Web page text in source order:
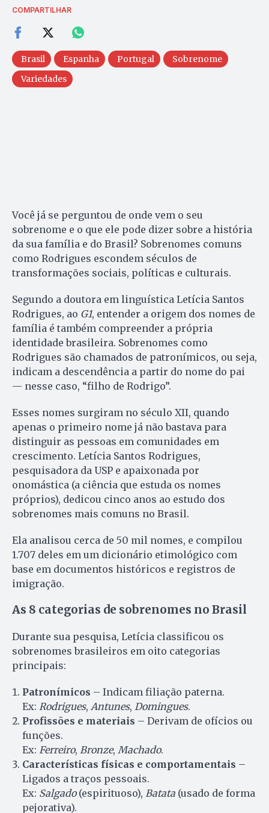
COMPARTILHAR
Brasil Espanha Portugal
Sobrenome
Variedades
Você já se perguntou de onde vem o seu
sobrenome e o que ele pode dizer sobre a história
da sua família e do Brasil? Sobrenomes comuns
como Rodrigues escondem séculos de
transformações sociais, políticas e culturais.
Segundo a doutora em linguística Letícia Santos
Rodrigues, ao G1, entender a origem dos nomes de
família é também compreender a própria
identidade brasileira. Sobrenomes como
Rodrigues são chamados de patronímicos, ou seja,
indicam a descendência a partir do nome do pai
— nesse caso, “filho de Rodrigo”.
Esses nomes surgiram no século XII, quando
apenas o primeiro nome já não bastava para
distinguir as pessoas em comunidades em
crescimento. Letícia Santos Rodrigues,
pesquisadora da USP e apaixonada por
onomástica (a ciência que estuda os nomes
próprios), dedicou cinco anos ao estudo dos
sobrenomes mais comuns no Brasil.
Ela analisou cerca de 50 mil nomes, e compilou
1.707 deles em um dicionário etimológico com
base em documentos históricos e registros de
imigração.
As 8 categorias de sobrenomes no Brasil
Durante sua pesquisa, Letícia classificou os
sobrenomes brasileiros em oito categorias
principais:
Patronímicos – Indicam filiação paterna.
Ex: Rodrigues, Antunes, Domingues.
Profissões e materiais – Derivam de ofícios ou
funções.
Ex: Ferreiro, Bronze, Machado.
Características físicas e comportamentais –
Ligados a traços pessoais.
Ex: Salgado(espirituoso), Batata (usado de forma
pejorativa).